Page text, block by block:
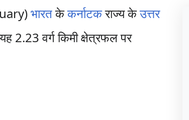
भारतकेकर्नाटकराज्य केउत्तर
2.23 वर्ग किमी क्षेत्रफल पर